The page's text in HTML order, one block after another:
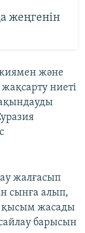
жеңгенін
және
ниеті
жалғасып
сынға алып,
қысым жасады
барысын